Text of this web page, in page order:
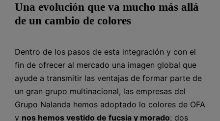
Una evolución que va mucho más allá
de un cambio de colores
Dentro de los pasos de esta integración y con el
fin de ofrecer al mercado una imagen global que
ayude a transmitir las ventajas de formar parte de
un gran grupo multinacional, las empresas del
Grupo Nalanda hemos adoptado lo colores de OFA
y nos hemos vestido de fucsia y morado; dos